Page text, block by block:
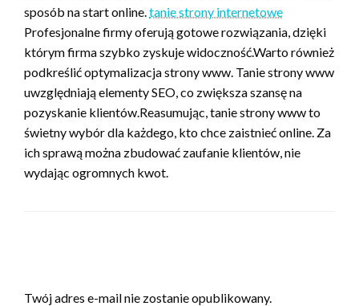
sposób na start online. tanie strony internetowe
Profesjonalne firmy oferują gotowe rozwiązania, dzięki
którym firma szybko zyskuje widoczność.Warto również
podkreślić optymalizacja strony www. Tanie strony www
uwzględniają elementy SEO, co zwiększa szansę na
pozyskanie klientów.Reasumując, tanie strony www to
świetny wybór dla każdego, kto chce zaistnieć online. Za
ich sprawą można zbudować zaufanie klientów, nie
wydając ogromnych kwot.
Twój adres e-mail nie zostanie opublikowany.